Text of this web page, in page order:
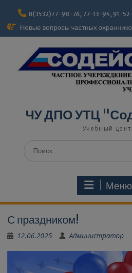
содержимому
8(3532)77-98-76, 77-13-94, 91-
Новые вопросы частных
ЧУ ДПО УТЦ
Учебный
Поиск
по:
Меню
С праздником!
12.06.2025 Администратор